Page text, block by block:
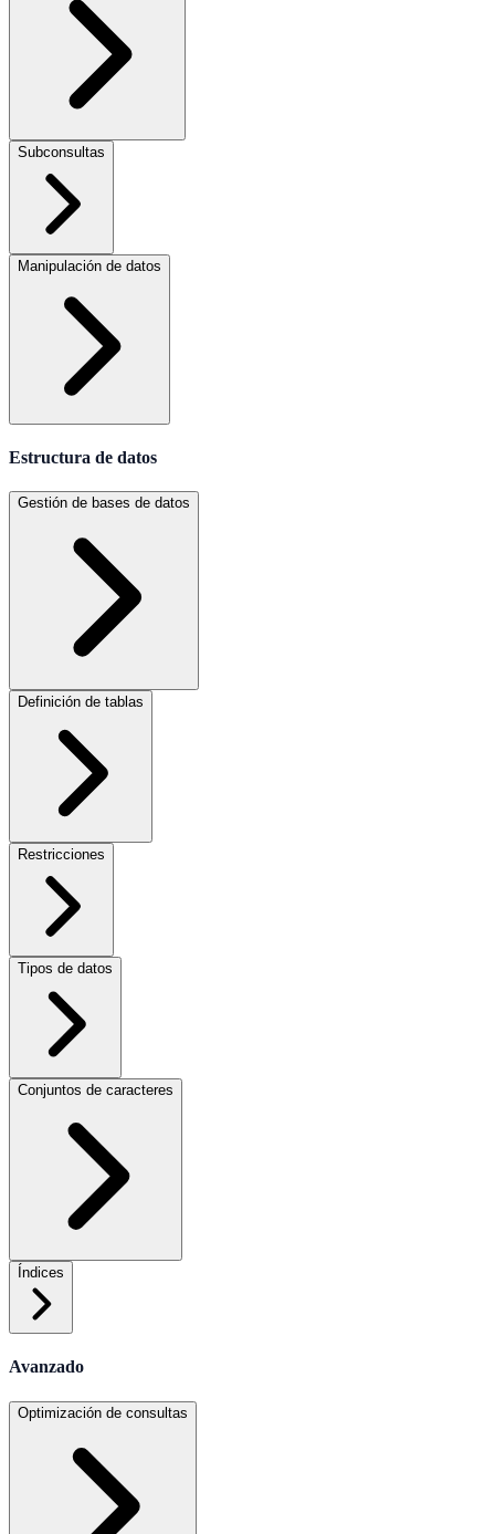
Subconsultas
Manipulación de datos
Estructura de datos
Gestión de bases de datos
Definición de tablas
Restricciones
Tipos de datos
Conjuntos de caracteres
Índices
Avanzado
Optimización de consultas